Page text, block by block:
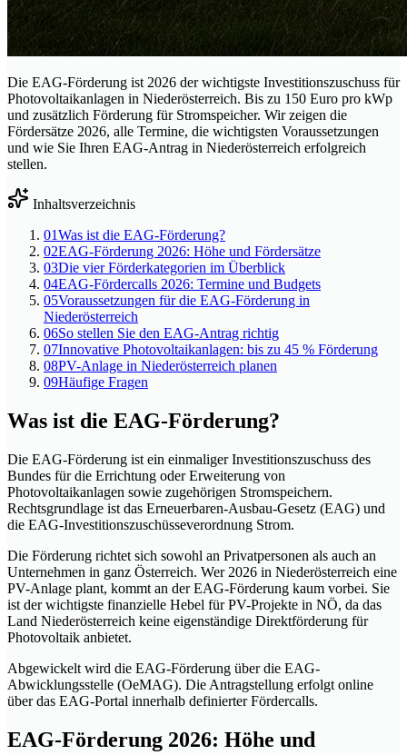
Die EAG-Förderung ist 2026 der wichtigste Investitionszuschuss für
Photovoltaikanlagen in Niederösterreich. Bis zu 150 Euro pro kWp
und zusätzlich Förderung für Stromspeicher. Wir zeigen die
Fördersätze 2026, alle Termine, die wichtigsten Voraussetzungen
und wie Sie Ihren EAG-Antrag in Niederösterreich erfolgreich
stellen.
Inhaltsverzeichnis
01Was ist die EAG-Förderung?
02EAG-Förderung 2026: Höhe und Fördersätze
03Die vier Förderkategorien im Überblick
04EAG-Fördercalls 2026: Termine und Budgets
05Voraussetzungen für die EAG-Förderung in
Niederösterreich
06So stellen Sie den EAG-Antrag richtig
07Innovative Photovoltaikanlagen: bis zu 45 % Förderung
08PV-Anlage in Niederösterreich planen
09Häufige Fragen
Was ist die EAG-Förderung?
Die EAG-Förderung ist ein einmaliger Investitionszuschuss des
Bundes für die Errichtung oder Erweiterung von
Photovoltaikanlagen sowie zugehörigen Stromspeichern.
Rechtsgrundlage ist das Erneuerbaren-Ausbau-Gesetz (EAG) und
die EAG-Investitionszuschüsseverordnung Strom.
Die Förderung richtet sich sowohl an Privatpersonen als auch an
Unternehmen in ganz Österreich. Wer 2026 in Niederösterreich eine
PV-Anlage plant, kommt an der EAG-Förderung kaum vorbei. Sie
ist der wichtigste finanzielle Hebel für PV-Projekte in NÖ, da das
Land Niederösterreich keine eigenständige Direktförderung für
Photovoltaik anbietet.
Abgewickelt wird die EAG-Förderung über die EAG-
Abwicklungsstelle (OeMAG). Die Antragstellung erfolgt online
über das EAG-Portal innerhalb definierter Fördercalls.
EAG-Förderung 2026: Höhe und